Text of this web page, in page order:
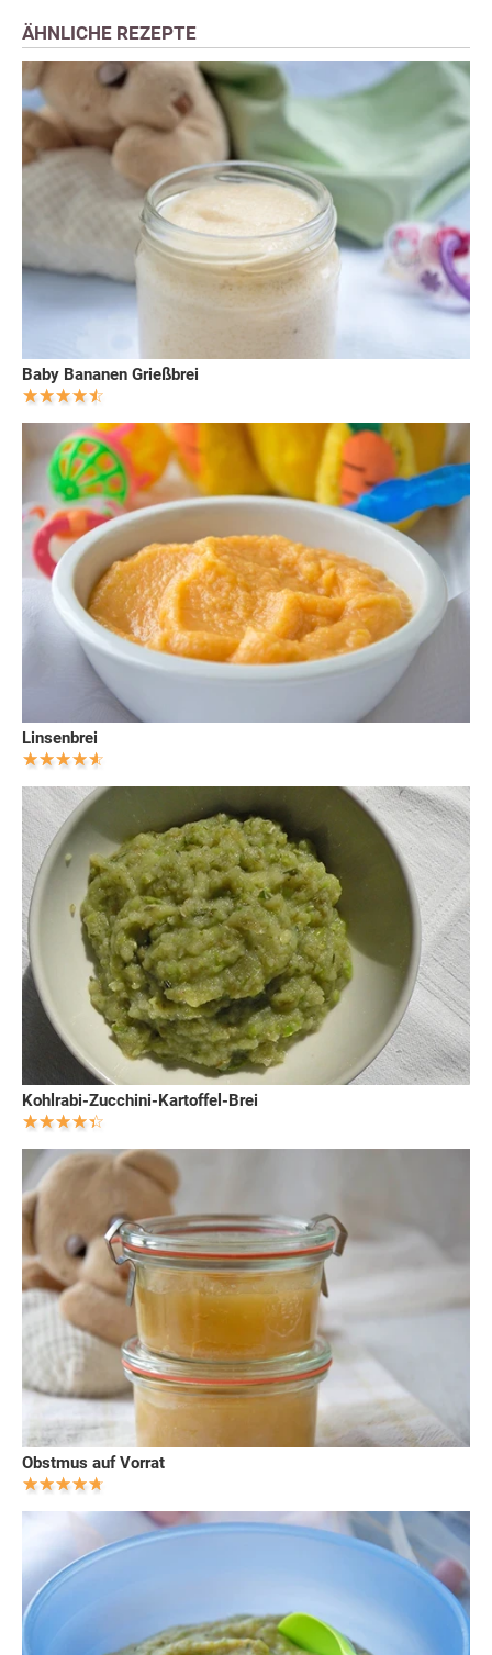
ÄHNLICHE REZEPTE
Baby Bananen Grießbrei
Linsenbrei
Kohlrabi-Zucchini-Kartoffel-Brei
Obstmus auf Vorrat